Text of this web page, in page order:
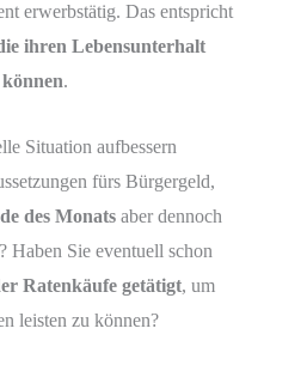
erwerbstätig. Das entspricht
ihren Lebensunterhalt
.
Situation aufbessern
fürs Bürgergeld,
des Monats aber dennoch
? Haben Sie eventuell schon
Ratenkäufe getätigt, um
leisten zu können?